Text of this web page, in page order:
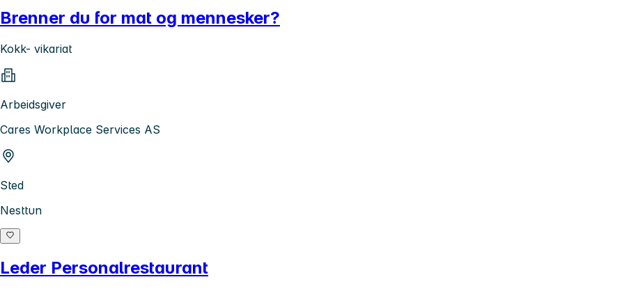
Brenner du for mat og mennesker?
Kokk- vikariat
Arbeidsgiver
Cares Workplace Services AS
Sted
Nesttun
Leder Personalrestaurant